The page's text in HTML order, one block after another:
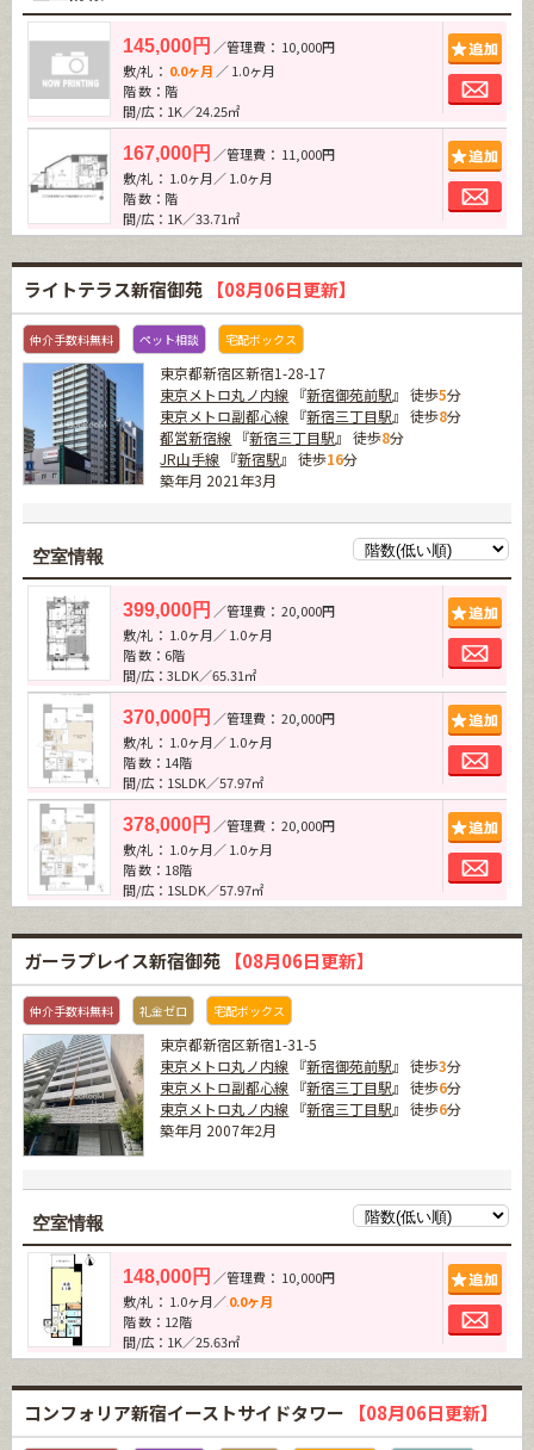
145,000円 ／管理費： 10,000円
敷/礼： 0.0ヶ月 ／ 1.0ヶ月
階 数：階
間/広：1K／24.25㎡
167,000円 ／管理費： 11,000円
敷/礼： 1.0ヶ月／ 1.0ヶ月
階 数：階
間/広：1K／33.71㎡
ライトテラス新宿御苑 【08月06日更新】
仲介手数料無料 ペット相談 宅配ボックス
東京都新宿区新宿1-28-17
東京メトロ丸ノ内線 『新宿御苑前駅』 徒歩5分
東京メトロ副都心線 『新宿三丁目駅』 徒歩8分
都営新宿線 『新宿三丁目駅』 徒歩8分
JR山手線 『新宿駅』 徒歩16分
築年月 2021年3月
空室情報
399,000円 ／管理費： 20,000円
敷/礼： 1.0ヶ月／ 1.0ヶ月
階 数：6階
間/広：3LDK／65.31㎡
370,000円 ／管理費： 20,000円
敷/礼： 1.0ヶ月／ 1.0ヶ月
階 数：14階
間/広：1SLDK／57.97㎡
378,000円 ／管理費： 20,000円
敷/礼： 1.0ヶ月／ 1.0ヶ月
階 数：18階
間/広：1SLDK／57.97㎡
ガーラプレイス新宿御苑 【08月06日更新】
仲介手数料無料 礼金ゼロ 宅配ボックス
東京都新宿区新宿1-31-5
東京メトロ丸ノ内線 『新宿御苑前駅』 徒歩3分
東京メトロ副都心線 『新宿三丁目駅』 徒歩6分
東京メトロ丸ノ内線 『新宿三丁目駅』 徒歩6分
築年月 2007年2月
空室情報
148,000円 ／管理費： 10,000円
敷/礼： 1.0ヶ月／0.0ヶ月
階 数：12階
間/広：1K／25.63㎡
コンフォリア新宿イーストサイドタワー 【08月06日更新】